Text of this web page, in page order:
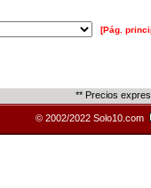
[Pág.
** Precios
© 2002/2022 Solo10.com